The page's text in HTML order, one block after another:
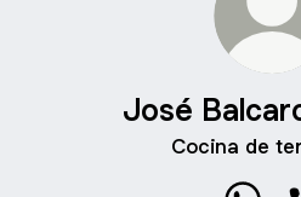
José
Cocina de